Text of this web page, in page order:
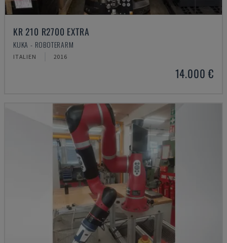
KR 210 R2700 EXTRA
KUKA - ROBOTERARM
ITALIEN 2016
14.000 €